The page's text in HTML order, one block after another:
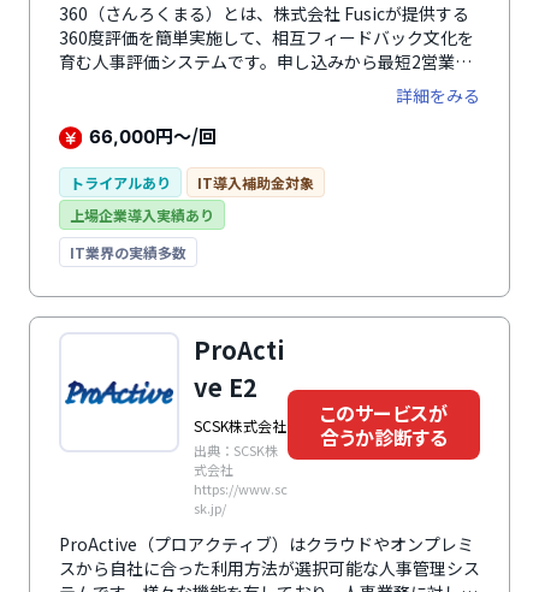
360（さんろくまる）とは、株式会社 Fusicが提供する
360度評価を簡単実施して、相互フィードバック文化を
育む人事評価システムです。申し込みから最短2営業日
での導入が可能で、管理画面の利用は通年無料。利用料
金は評価実施を行った月(30日)のみです。Excelでの多
面評価等の他サービスに比べて圧倒的な低価格を実現し
簡単操作。360度評価を簡単に実施することができ、自
己理解、相互フィードバックを高め人材成長を促進しま
す。フィードバック資料として利用できる結果資料を自
動作成。ワンクリックで結果グラフをExcel生成も可能
計等の機能が業務時間を大幅に削減します。
詳細をみる
66,000円～/回
トライアルあり
IT導入補助金対象
上場企業導入実績あり
IT業界の実績多数
ProActi
ve E2
SCSK株式会社
出典：SCSK株
式会社
https://www.sc
sk.jp/
このサービスが
合うか診断する
ProActive（プロアクティブ）はクラウドやオンプレミ
スから自社に合った利用方法が選択可能な人事管理シス